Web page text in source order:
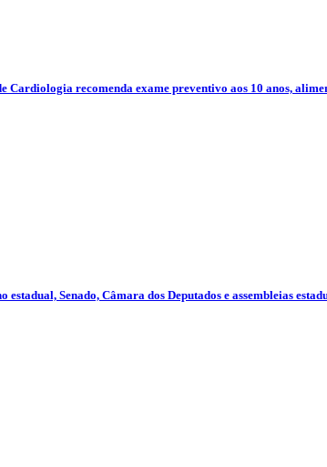
recomenda exame preventivo aos 10 anos,
Senado, Câmara dos Deputados e assembleias